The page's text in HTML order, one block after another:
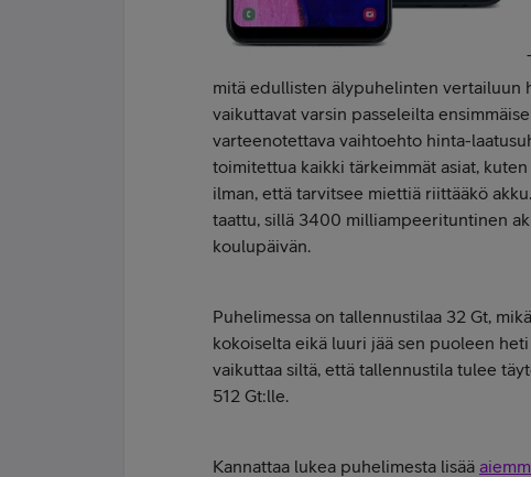
mitä edullisten älypuhelinten vertailuun
vaikuttavat varsin passeleilta
varteenotettava vaihtoehto hinta-
toimitettua kaikki tärkeimmät asiat,
ilman, että tarvitsee miettiä riittääkö
taattu, sillä 3400 milliampeerituntinen
koulupäivän.
Puhelimessa on tallennustilaa 32 Gt,
kokoiselta eikä luuri jää sen puoleen
vaikuttaa siltä, että tallennustila tulee
512 Gt:lle.
Kannattaa lukea puhelimesta lisää